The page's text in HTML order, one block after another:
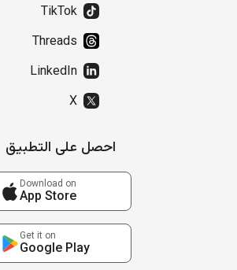
TikTok
Threads
LinkedIn
X
احصل على التطبيق
Download on
App Store
Get it on
Google Play